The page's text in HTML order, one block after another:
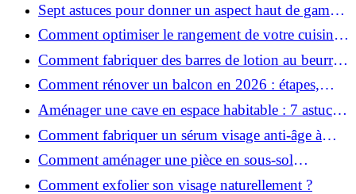
Sept astuces pour donner un aspect haut de gamme
à votre cuisine
Comment optimiser le rangement de votre cuisine
et gagner de la place ?
Comment fabriquer des barres de lotion au beurre
de karité ?
Comment rénover un balcon en 2026 : étapes,
budget et matériaux ?
Aménager une cave en espace habitable : 7 astuces
essentielles
Comment fabriquer un sérum visage anti-âge à
l'huile de rose musquée ?
Comment aménager une pièce en sous-sol
efficacement ?
Comment exfolier son visage naturellement ?